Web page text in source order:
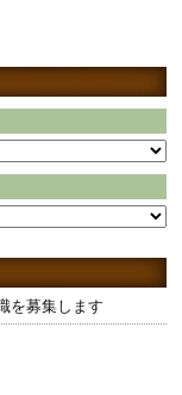
を募集します